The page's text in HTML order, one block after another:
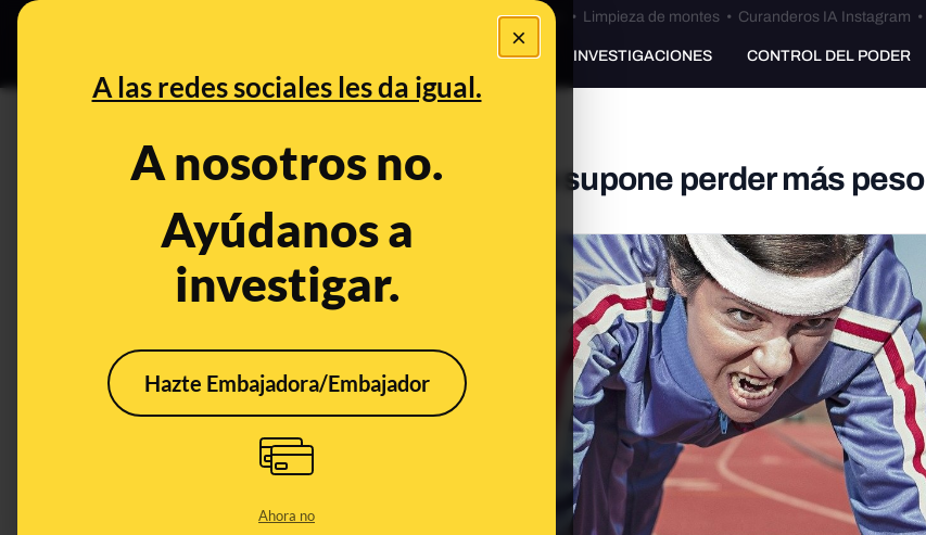
×
A las redes sociales les da igual.
A nosotros no.
Ayúdanos a
investigar.
Hazte Embajadora/Embajador
Ahora no
Bulos Ceuta • Limpieza de montes• Curanderos IA Instagram •
PREBUNKING INVESTIGACIONES CONTROL DEL PODER
No, sudar más al hacer ejercicio no supone perder más peso
Jan 6, 2020, 6:14:00 PM